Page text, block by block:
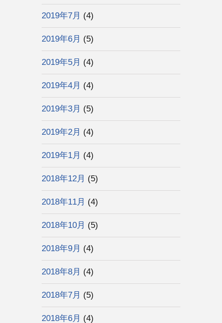
2019年7月 (4)
2019年6月 (5)
2019年5月 (4)
2019年4月 (4)
2019年3月 (5)
2019年2月 (4)
2019年1月 (4)
2018年12月 (5)
2018年11月 (4)
2018年10月 (5)
2018年9月 (4)
2018年8月 (4)
2018年7月 (5)
2018年6月 (4)